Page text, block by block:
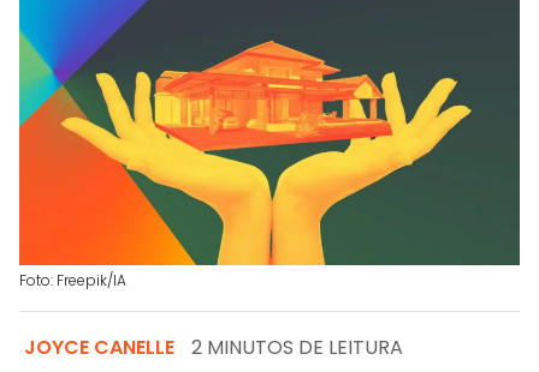
Foto: Freepik/IA
JOYCE CANELLE 2 MINUTOS DE LEITURA